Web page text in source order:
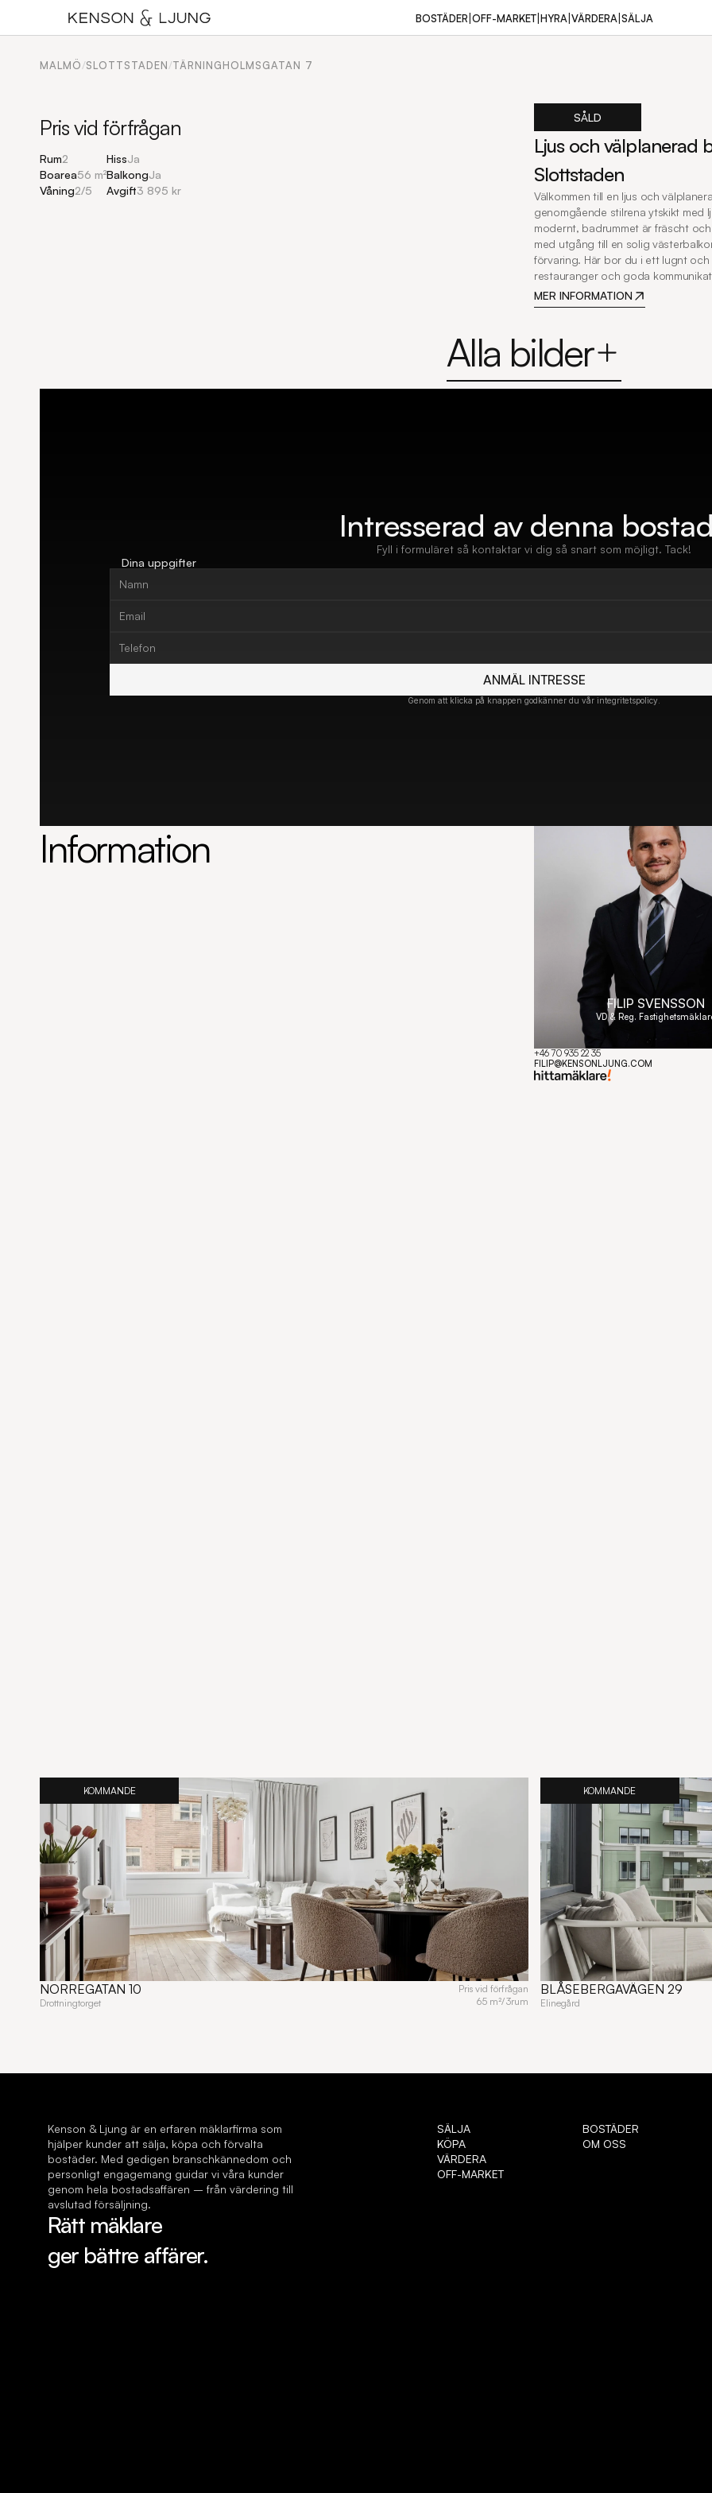
BOSTÄDER|OFF-MARKET|HYRA|VÄRDERA|SÄLJA
MALMÖ/SLOTTSTADEN/TÄRNINGHOLMSGATAN 7
Pris vid förfrågan
Rum2
Boarea56 m²
Våning2/5
HissJa
BalkongJa
Avgift3 895 kr
SÅLD
Ljus och välplanerad
Slottstaden
Välkommen till en ljus och
genomgående stilrena ytskikt med
modernt, badrummet är fräscht
med utgång till en solig
förvaring. Här bor du i ett lugnt
restauranger och goda
MER INFORMATION
Alla bilder
Intresserad av denna
Fyll i formuläret så kontaktar vi dig så snart som möjligt. Tack!
Dina uppgifter
ANMÄL INTRESSE
Genom att klicka på knappen godkänner du vår integritetspolicy.
Information
FILIP SVENSSON
VD & Reg.
+46 70 935 22 35
Copy component
FILIP@KENSONLJUNG.COM
KOMMANDE
NORREGATAN 10
Drottningtorget
Pris vid förfrågan
65 m²/3rum
KOMMANDE
BLÅSEBERGAVÄGEN 29
Elinegård
Kenson & Ljung är en erfaren mäklarfirma som
hjälper kunder att sälja, köpa och förvalta
bostäder. Med gedigen branschkännedom och
personligt engagemang guidar vi våra kunder
genom hela bostadsaffären – från värdering till
avslutad försäljning.
Rätt mäklare
ger bättre affärer.
SÄLJA
KÖPA
VÄRDERA
OFF-MARKET
BOSTÄDER
OM OSS